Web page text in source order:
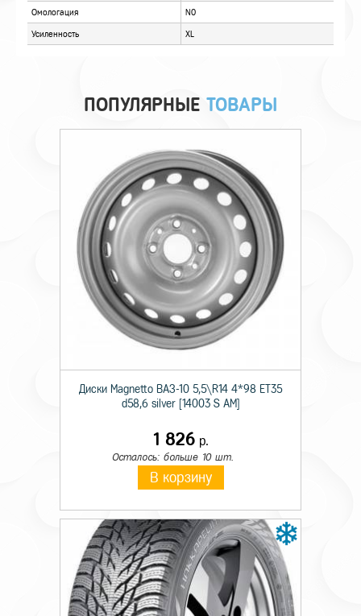
Технические характеристики
Происхождение Импортная
Сезон резины
Ширина 265
Индекс скорости
Омологация N0
Усиленность XL
ПОПУЛЯРНЫЕ ТОВАРЫ
Диски Magnetto ВАЗ-10 5,5\R14 4*98 ET35
d58,6 silver [14003 S AM]
1 826р.
Осталось: больше 10 шт.
В корзину